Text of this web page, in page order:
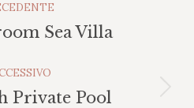
AlbumSea Villa
Album
Private Pool